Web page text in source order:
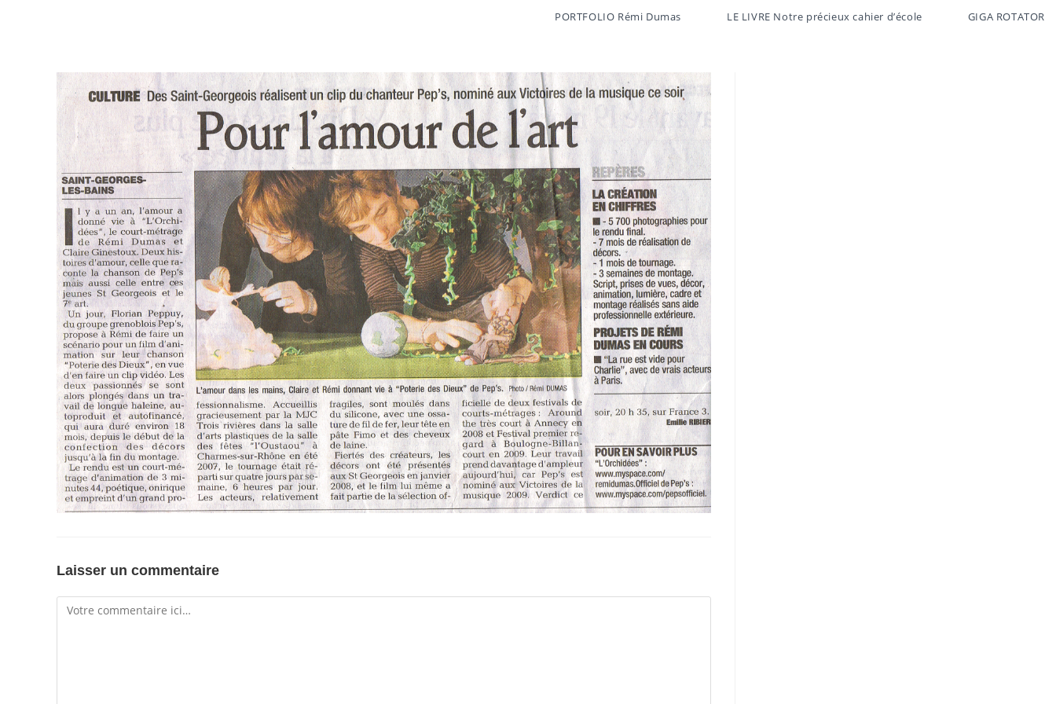
PORTFOLIO Rémi Dumas LE LIVRE Notre précieux cahier d’école GIGA ROTATOR
Laisser un commentaire